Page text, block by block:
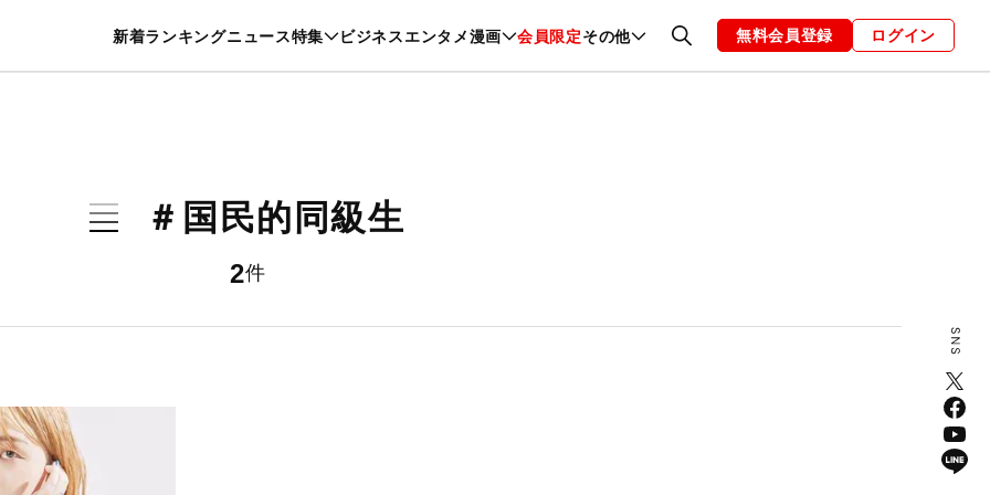
新着ランキングニュース特集 ビジネスエンタメ漫画 会員限定その他
暮らし スポーツ ヘルスケア 美容 グルメ ファッション 恋愛・結婚 編集部 お知らせ
無料会員登録 ログイン
＃国民的同級生
2件